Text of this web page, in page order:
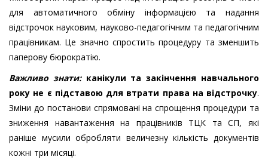
для автоматичного обміну інформацією та надання
відстрочок науковим, науково-педагогічним та педагогічним
працівникам. Це значно спростить процедуру та зменшить
паперову бюрократію.
Важливо знати: канікули та закінчення навчального
року не є підставою для втрати права на відстрочку.
Зміни до постанови спрямовані на спрощення процедури та
зниження навантаження на працівників ТЦК та СП, які
раніше мусили обробляти величезну кількість документів
кожні три місяці.